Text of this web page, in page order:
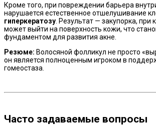
Кроме того, при повреждении барьера
нарушается естественное отшелушивание
гиперкератозу . Результат — закупорка, при
может выйти на поверхность кожи, что
фундаментом для развития акне.
Резюме: Волосяной фолликул не просто
он является полноценным игроком в
гомеостаза.
Часто задаваемые вопросы